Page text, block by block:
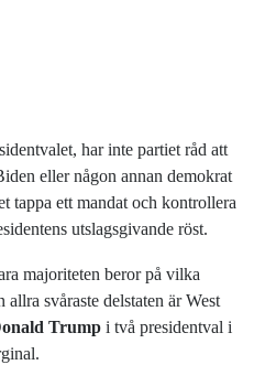
har inte partiet råd att
eller någon annan demokrat
tappa ett mandat och kontrollera
utslagsgivande röst.
majoriteten beror på vilka
svåraste delstaten är West
Trump i två presidentval i